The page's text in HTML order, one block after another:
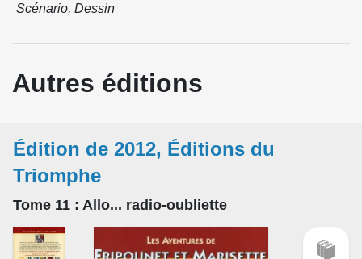
Scénario, Dessin
Autres éditions
Édition de 2012, Éditions du
Triomphe
Tome 11 : Allo... radio-oubliette